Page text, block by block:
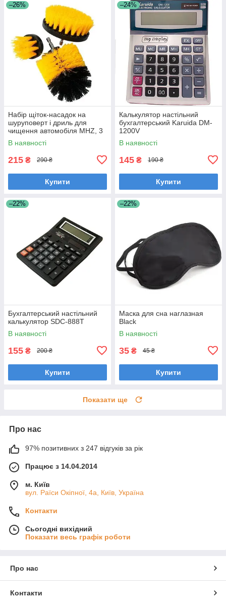
–26%
Набір щіток-насадок на
шуруповерт і дриль для
чищення автомобіля MHZ, 3
шт., жовтий
В наявності
215 ₴ 290 ₴
Купити
–24%
Калькулятор настільний
бухгалтерський Karuida DM-
1200V
В наявності
145 ₴ 190 ₴
Купити
–22%
Бухгалтерський настільний
калькулятор SDC-888T
В наявності
155 ₴ 200 ₴
Купити
–22%
Маска для сна наглазная
Black
В наявності
35 ₴ 45 ₴
Купити
Показати ще
Про нас
97% позитивних з 247 відгуків за рік
Працює з 14.04.2014
м. Київ
вул. Раїси Окіпної, 4а, Київ, Україна
Контакти
Сьогодні вихідний
Показати весь графік роботи
Про нас
Контакти